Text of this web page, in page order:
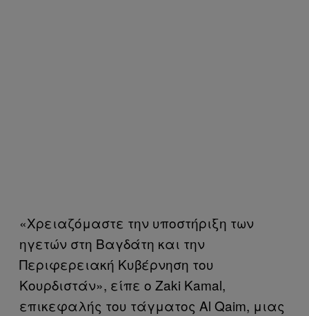
«Χρειαζόμαστε την υποστήριξη των
ηγετών στη Βαγδάτη και την
Περιφερειακή Κυβέρνηση του
Κουρδιστάν», είπε ο Zaki Kamal,
επικεφαλής του τάγματος Al Qaim, μιας